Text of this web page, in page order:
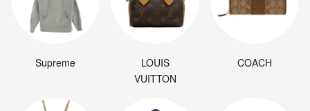
Supreme
LOUIS
VUITTON
COACH